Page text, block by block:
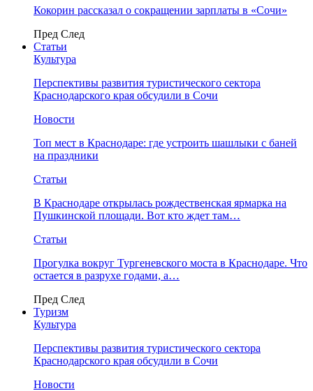
Кокорин рассказал о сокращении зарплаты в «Сочи»
Пред След
Статьи
Культура
Перспективы развития туристического сектора
Краснодарского края обсудили в Сочи
Новости
Топ мест в Краснодаре: где устроить шашлыки с баней
на праздники
Статьи
В Краснодаре открылась рождественская ярмарка на
Пушкинской площади. Вот кто ждет там…
Статьи
Прогулка вокруг Тургеневского моста в Краснодаре. Что
остается в разрухе годами, а…
Пред След
Туризм
Культура
Перспективы развития туристического сектора
Краснодарского края обсудили в Сочи
Новости